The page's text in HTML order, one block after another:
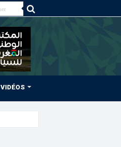
VIDÉOS